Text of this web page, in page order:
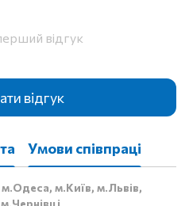
відгук
відгук
Умови співпраці
м.Одеса, м.Київ, м.Львів,